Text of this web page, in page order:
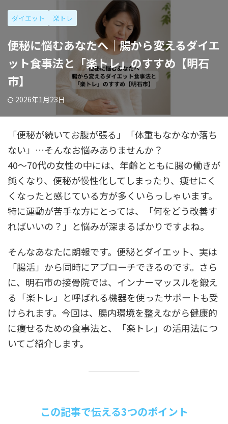
ダイエット 楽トレ
便秘に悩むあなたへ｜腸から変えるダイエ
ット食事法と「楽トレ」のすすめ【明石
市】
2026年1月23日
「便秘が続いてお腹が張る」「体重もなかなか落ち
ない」…そんなお悩みありませんか？
40〜70代の女性の中には、年齢とともに腸の働きが
鈍くなり、便秘が慢性化してしまったり、痩せにく
くなったと感じている方が多くいらっしゃいます。
特に運動が苦手な方にとっては、「何をどう改善す
ればいいの？」と悩みが深まるばかりですよね。
そんなあなたに朗報です。便秘とダイエット、実は
「腸活」から同時にアプローチできるのです。さら
に、明石市の接骨院では、インナーマッスルを鍛え
る「楽トレ」と呼ばれる機器を使ったサポートも受
けられます。今回は、腸内環境を整えながら健康的
に痩せるための食事法と、「楽トレ」の活用法につ
いてご紹介します。
この記事で伝える3つのポイント